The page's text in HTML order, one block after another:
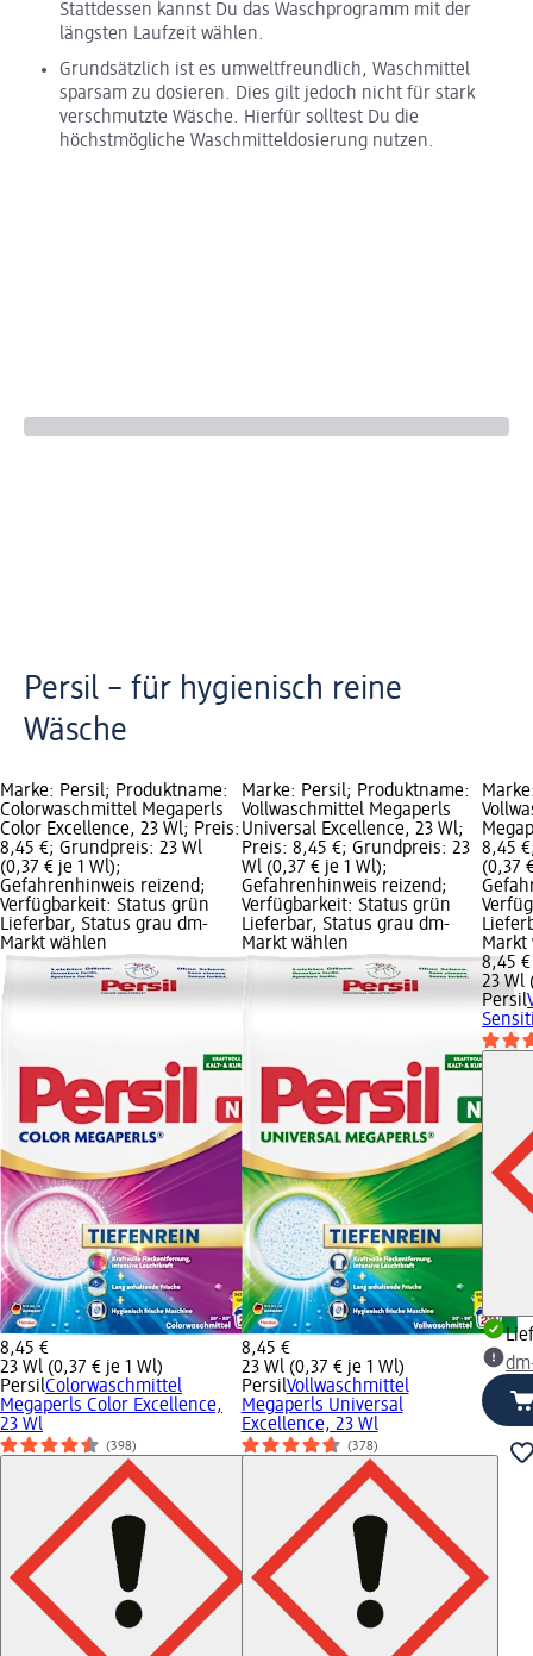
Stattdessen kannst Du das Waschprogramm mit der
längsten Laufzeit wählen.
Grundsätzlich ist es umweltfreundlich, Waschmittel
sparsam zu dosieren. Dies gilt jedoch nicht für stark
verschmutzte Wäsche. Hierfür solltest Du die
höchstmögliche Waschmitteldosierung nutzen.
Persil – für hygienisch reine
Wäsche
Marke: Persil; Produktname:
Colorwaschmittel Megaperls
Color Excellence, 23 Wl; Preis:
8,45 €; Grundpreis: 23 Wl
(0,37 € je 1 Wl);
Gefahrenhinweis reizend;
Verfügbarkeit: Status grün
Lieferbar, Status grau dm-
Markt wählen
8,45 €
23 Wl (0,37 € je 1 Wl)
PersilColorwaschmittel
Megaperls Color Excellence,
23 Wl
(398)
Marke: Persil; Produktname:
Vollwaschmittel Megaperls
Universal Excellence, 23 Wl;
Preis: 8,45 €; Grundpreis: 23
Wl (0,37 € je 1 Wl);
Gefahrenhinweis reizend;
Verfügbarkeit: Status grün
Lieferbar, Status grau dm-
Markt wählen
8,45 €
23 Wl (0,37 € je 1 Wl)
PersilVollwaschmittel
Megaperls Universal
Excellence, 23 Wl
(378)
8,45
(0,37
Markt
8,45 €
23 Wl
Persil